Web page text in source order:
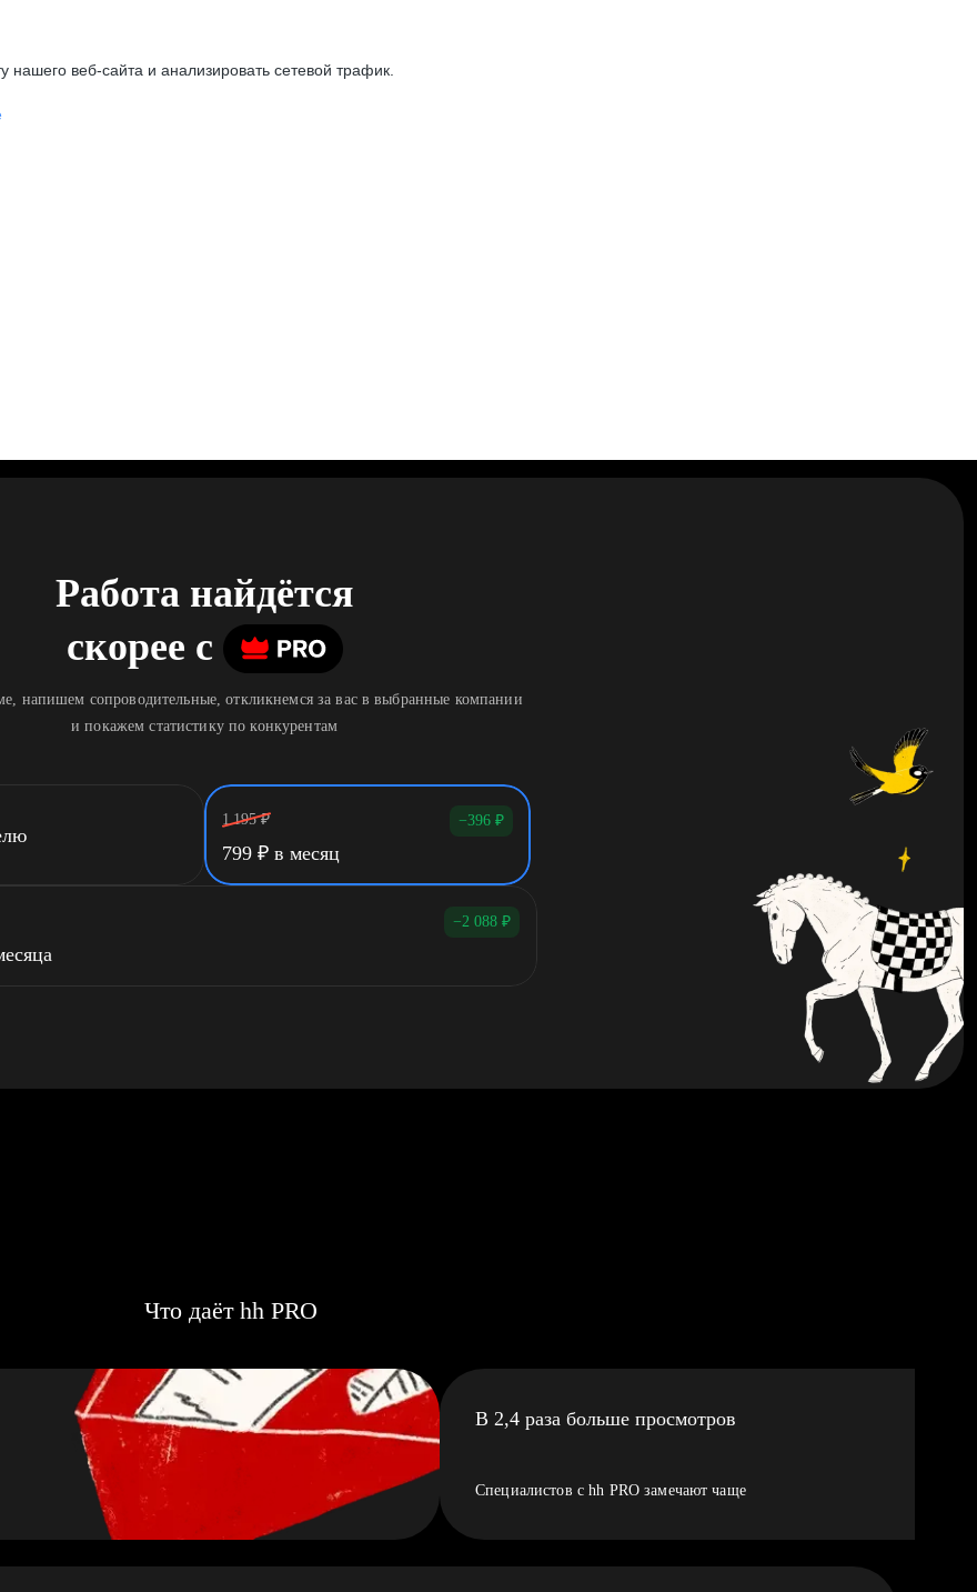
веб-сайта и анализировать сетевой трафик.
Работа найдётся
скорее c
напишем сопроводительные, откликнемся за вас в выбранные компании
и покажем статистику по конкурентам
1 195 ₽ −396 ₽
799 ₽ в месяц
−2 088 ₽
Что даёт hh PRO
В 2,4 раза больше просмотров
Специалистов с hh PRO замечают чаще